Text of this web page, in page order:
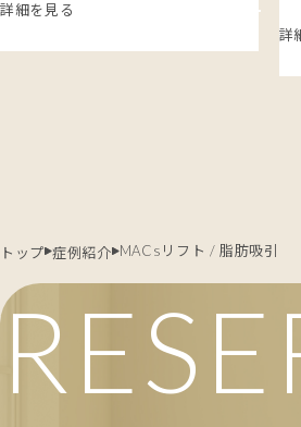
詳細を見る
詳
トップ 症例紹介 MACsリフト / 脂肪吸引